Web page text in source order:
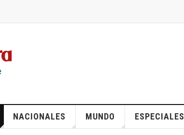
NACIONALES MUNDO ESPECIALES